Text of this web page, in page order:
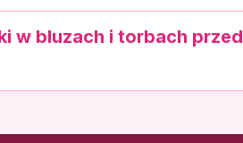
w bluzach i torbach przed